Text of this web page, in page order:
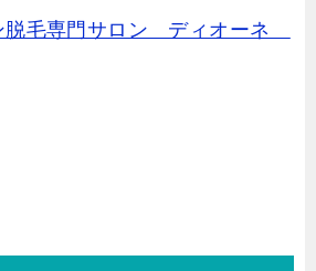
脱毛専門サロン ディオーネ